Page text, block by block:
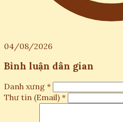
04/08/2026
Bình luận dân gian
Danh xưng *
Thư tín (Email) *